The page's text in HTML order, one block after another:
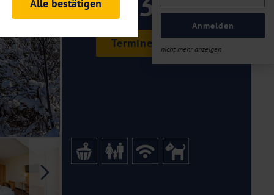
Anmelden
nicht mehr anzeigen
Termine & Preise
und Analysen. Mithilfe
Auftritts ermitteln und
es zu einer Drittlands
Daten finden Sie in unseren
Alle bestätigen